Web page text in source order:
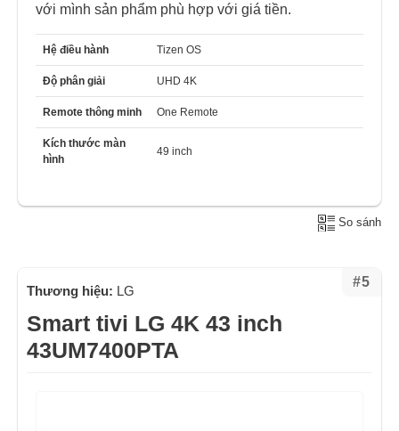
với mình sản phẩm phù hợp với giá tiền.
Hệ điều hành Tizen OS
Độ phân giải UHD 4K
Remote thông minh One Remote
Kích thước màn
hình
49 inch
So sánh
#5
Thương hiệu: LG
Smart tivi LG 4K 43 inch
43UM7400PTA